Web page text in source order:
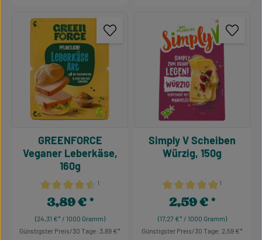
Durchschnittliche Bewertung von 4.57 von 5 Sternen
¹
GREENFORCE
Veganer Leberkäse,
160g
(24,31 €* / 1000 Gramm)
Regulärer Preis:
3,89 €
Günstigster Preis/30 Tage: 3,89 €
Durchschnittliche
¹
Simply V Scheiben
Würzig, 150g
(17,27 €* / 1000 Gramm)
Regulärer Preis:
2,59 €
Günstigster Preis/30 Tage: 2,59 €